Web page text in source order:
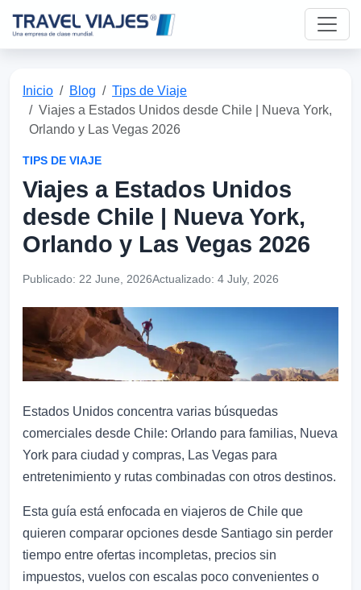
Inicio Blog
Tips de Viaje
Viajes a Estados Unidos desde Chile | Nueva York,
Orlando y Las Vegas 2026
TIPS DE VIAJE
Viajes a Estados Unidos
desde Chile | Nueva York,
Orlando y Las Vegas 2026
Publicado: 22 June, 2026Actualizado: 4 July, 2026
Estados Unidos concentra varias búsquedas
comerciales desde Chile: Orlando para familias, Nueva
York para ciudad y compras, Las Vegas para
entretenimiento y rutas combinadas con otros destinos.
Esta guía está enfocada en viajeros de Chile que
quieren comparar opciones desde Santiago sin perder
tiempo entre ofertas incompletas, precios sin
impuestos, vuelos con escalas poco convenientes o